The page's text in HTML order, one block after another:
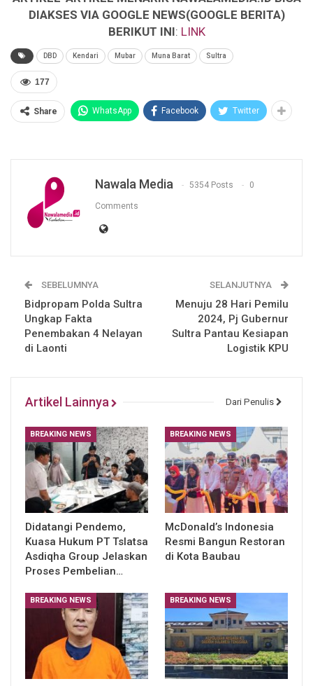
DIAKSES VIA GOOGLE NEWS(GOOGLE BERITA)
BERIKUT INI: LINK
DBD Kendari Mubar Muna Barat Sultra
177
Share WhatsApp Facebook Twitter
Nawala Media 5354 Posts 0
Comments
SEBELUMNYA
Bidpropam Polda Sultra
Ungkap Fakta
Penembakan 4 Nelayan
di Laonti
SELANJUTNYA
Menuju 28 Hari Pemilu
2024, Pj Gubernur
Sultra Pantau Kesiapan
Logistik KPU
Artikel Lainnya Dari Penulis
BREAKING NEWS
Didatangi Pendemo,
Kuasa Hukum PT Tslatsa
Asdiqha Group Jelaskan
Proses Pembelian…
BREAKING NEWS
McDonald’s Indonesia
Resmi Bangun Restoran
di Kota Baubau
BREAKING NEWS BREAKING NEWS